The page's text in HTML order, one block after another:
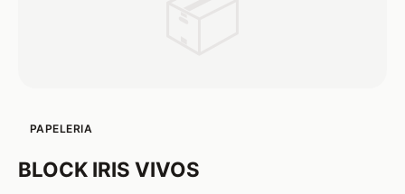
PAPELERIA
BLOCK IRIS VIVOS